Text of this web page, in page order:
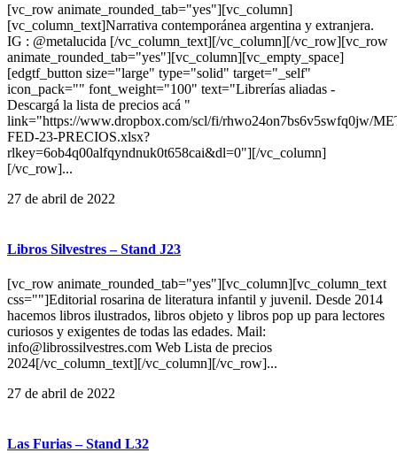
[vc_row animate_rounded_tab="yes"][vc_column]
[vc_column_text]Narrativa contemporánea argentina y extranjera.
IG : @metalucida [/vc_column_text][/vc_column][/vc_row][vc_row
animate_rounded_tab="yes"][vc_column][vc_empty_space]
[edgtf_button size="large" type="solid" target="_self"
icon_pack="" font_weight="100" text="Librerías aliadas -
Descargá la lista de precios acá "
link="https://www.dropbox.com/scl/fi/rhwo24on7bs6v5swfq0jw/
FED-23-PRECIOS.xlsx?
rlkey=6ob4q00alfqyndnuk0t658cai&dl=0"][/vc_column]
[/vc_row]...
27 de abril de 2022
Libros Silvestres – Stand J23
[vc_row animate_rounded_tab="yes"][vc_column][vc_column_text
css=""]Editorial rosarina de literatura infantil y juvenil. Desde 2014
hacemos libros ilustrados, libros objeto y libros pop up para lectores
curiosos y exigentes de todas las edades. Mail:
info@librossilvestres.com Web Lista de precios
2024[/vc_column_text][/vc_column][/vc_row]...
27 de abril de 2022
Las Furias – Stand L32